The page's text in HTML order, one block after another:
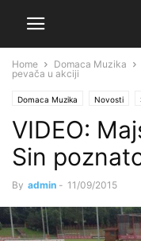
Home Domaca Muzika
pevača u akciji
Domaca Muzika Novosti
VIDEO:
Sin
By admin - 11/09/2015